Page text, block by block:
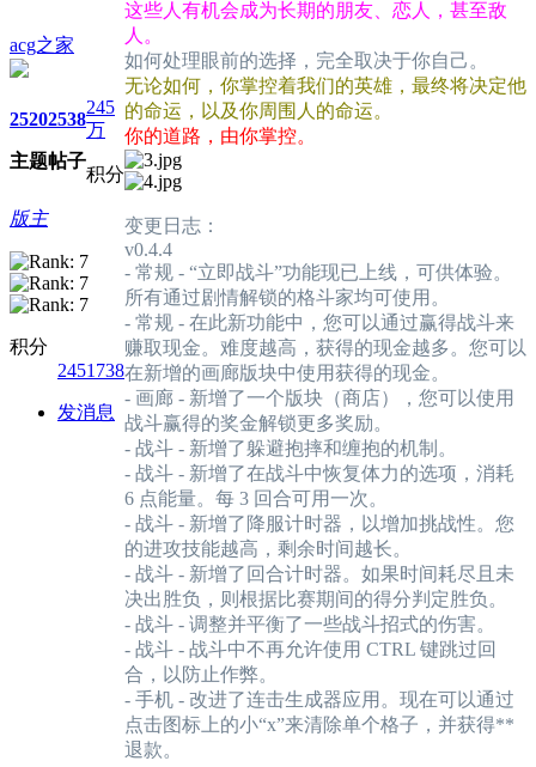
acg之家
2520
主题
2538
帖子
245
万
积分
版主
积分
2451738
发消息
这些人有机会成为长期的朋友、恋人，甚至敌
人。
如何处理眼前的选择，完全取决于你自己。
无论如何，你掌控着我们的英雄，最终将决定他
的命运，以及你周围人的命运。
你的道路，由你掌控。
变更日志：
v0.4.4
- 常规 - “立即战斗”功能现已上线，可供体验。
所有通过剧情解锁的格斗家均可使用。
- 常规 - 在此新功能中，您可以通过赢得战斗来
赚取现金。难度越高，获得的现金越多。您可以
在新增的画廊版块中使用获得的现金。
- 画廊 - 新增了一个版块（商店），您可以使用
战斗赢得的奖金解锁更多奖励。
- 战斗 - 新增了躲避抱摔和缠抱的机制。
- 战斗 - 新增了在战斗中恢复体力的选项，消耗
6 点能量。每 3 回合可用一次。
- 战斗 - 新增了降服计时器，以增加挑战性。您
的进攻技能越高，剩余时间越长。
- 战斗 - 新增了回合计时器。如果时间耗尽且未
决出胜负，则根据比赛期间的得分判定胜负。
- 战斗 - 调整并平衡了一些战斗招式的伤害。
- 战斗 - 战斗中不再允许使用 CTRL 键跳过回
合，以防止作弊。
- 手机 - 改进了连击生成器应用。现在可以通过
点击图标上的小“x”来清除单个格子，并获得**
退款。